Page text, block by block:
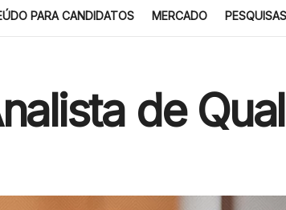
PARA CANDIDATOS MERCADO PESQUISAS
de